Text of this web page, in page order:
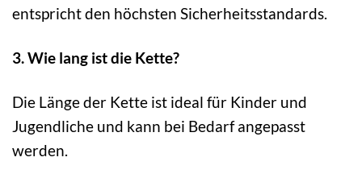
entspricht den höchsten Sicherheitsstandards.
3. Wie lang ist die Kette?
Die Länge der Kette ist ideal für Kinder und
Jugendliche und kann bei Bedarf angepasst
werden.